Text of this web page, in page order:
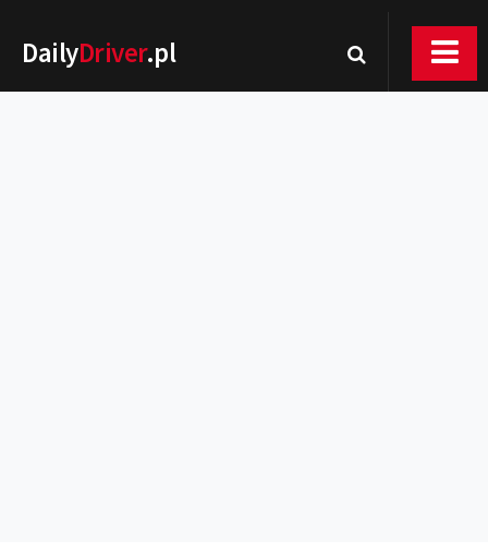
DailyDriver.pl